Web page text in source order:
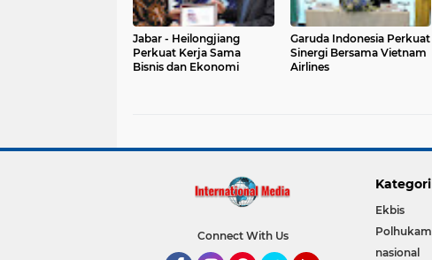
Jabar - Heilongjiang
Perkuat Kerja Sama
Bisnis dan Ekonomi
Garuda Indonesia Perkuat
Sinergi Bersama Vietnam
Airlines
Connect With Us
Kategori
Ekbis
Polhukam
nasional